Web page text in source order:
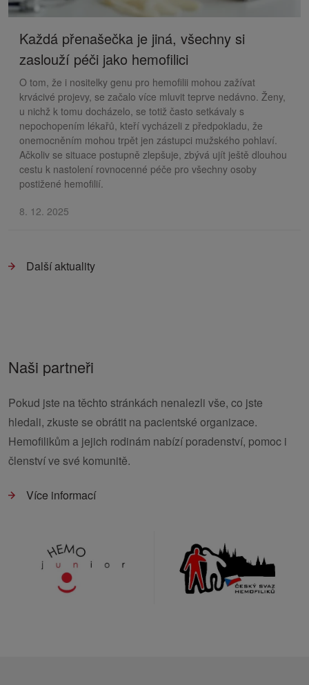
Každá přenašečka je jiná, všechny si
zaslouží péči jako hemofilici
O tom, že i nositelky genu pro hemofilii mohou zažívat
krvácivé projevy, se začalo více mluvit teprve nedávno. Ženy,
u nichž k tomu docházelo, se totiž často setkávaly s
nepochopením lékařů, kteří vycházeli z předpokladu, že
onemocněním mohou trpět jen zástupci mužského pohlaví.
Ačkoliv se situace postupně zlepšuje, zbývá ujít ještě dlouhou
cestu k nastolení rovnocenné péče pro všechny osoby
postižené hemofilií.
8. 12. 2025
Další aktuality
Naši partneři
Pokud jste na těchto stránkách nenalezli vše, co jste
hledali, zkuste se obrátit na pacientské organizace.
Hemofilikům a jejich rodinám nabízí poradenství, pomoc i
členství ve své komunitě.
Více informací